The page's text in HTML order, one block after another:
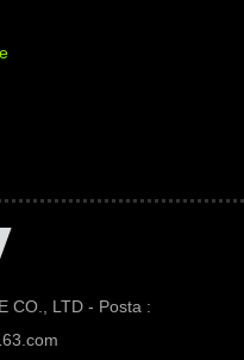
CO., LTD - Posta :